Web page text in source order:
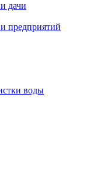
дачи
предприятий
воды